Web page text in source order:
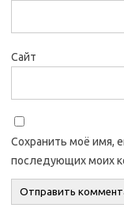
Сайт
Сохранить моё имя,
последующих моих